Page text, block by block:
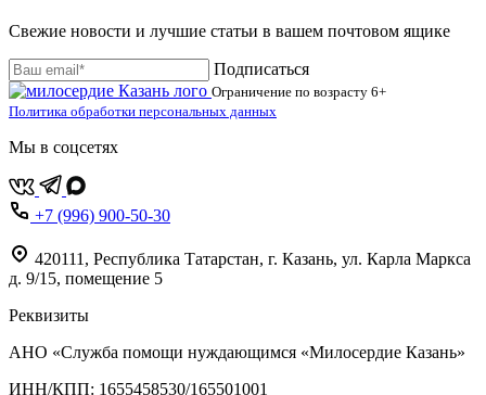
Свежие новости и лучшие статьи в вашем почтовом ящике
Подписаться
Ограничение по возрасту 6+
Политика обработки персональных данных
Мы в соцсетях
+7 (996) 900-50-30
420111 , Республика Татарстан, г. Казань, ул. Карла Маркса
д. 9/15, помещение 5
Реквизиты
АНО «Служба помощи нуждающимся «Милосердие Казань»
‌ИНН/КПП: 1655458530/165501001